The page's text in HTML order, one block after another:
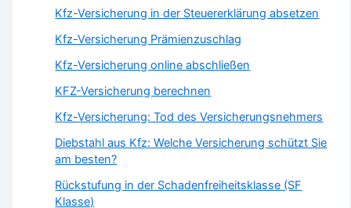
Kfz-Versicherung in der Steuererklärung absetzen
Kfz-Versicherung Prämienzuschlag
Kfz-Versicherung online abschließen
KFZ-Versicherung berechnen
Kfz-Versicherung: Tod des Versicherungsnehmers
Diebstahl aus Kfz: Welche Versicherung schützt Sie
am besten?
Rückstufung in der Schadenfreiheitsklasse (SF
Klasse)